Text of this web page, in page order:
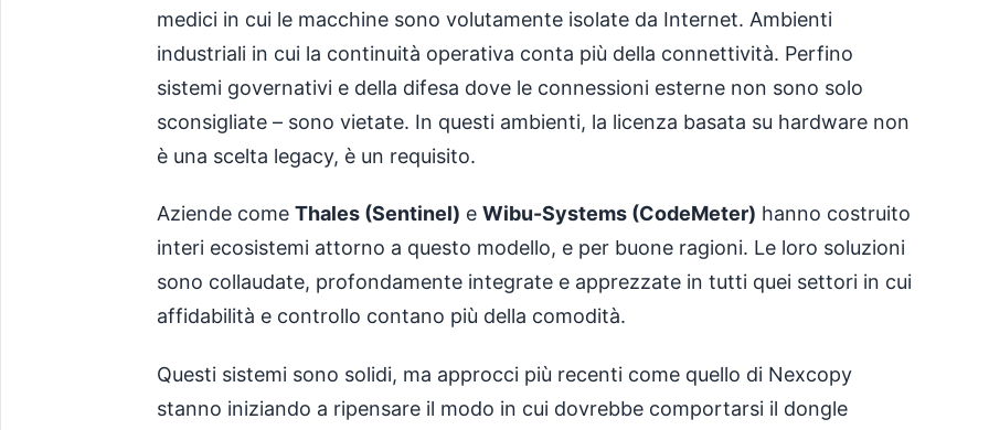
medici in cui le macchine sono volutamente isolate da Internet. Ambienti
industriali in cui la continuità operativa conta più della connettività. Perfino
sistemi governativi e della difesa dove le connessioni esterne non sono solo
sconsigliate – sono vietate. In questi ambienti, la licenza basata su hardware non
è una scelta legacy, è un requisito.
Aziende come Thales (Sentinel) e Wibu-Systems (CodeMeter) hanno costruito
interi ecosistemi attorno a questo modello, e per buone ragioni. Le loro soluzioni
sono collaudate, profondamente integrate e apprezzate in tutti quei settori in cui
affidabilità e controllo contano più della comodità.
Questi sistemi sono solidi, ma approcci più recenti come quello di Nexcopy
stanno iniziando a ripensare il modo in cui dovrebbe comportarsi il dongle